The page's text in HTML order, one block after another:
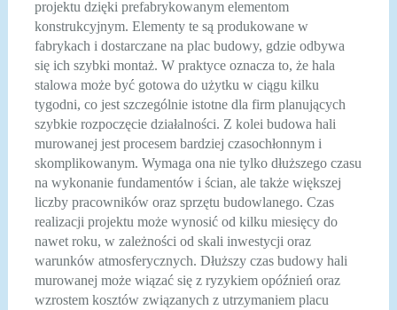
projektu dzięki prefabrykowanym elementom
konstrukcyjnym. Elementy te są produkowane w
fabrykach i dostarczane na plac budowy, gdzie odbywa
się ich szybki montaż. W praktyce oznacza to, że hala
stalowa może być gotowa do użytku w ciągu kilku
tygodni, co jest szczególnie istotne dla firm planujących
szybkie rozpoczęcie działalności. Z kolei budowa hali
murowanej jest procesem bardziej czasochłonnym i
skomplikowanym. Wymaga ona nie tylko dłuższego czasu
na wykonanie fundamentów i ścian, ale także większej
liczby pracowników oraz sprzętu budowlanego. Czas
realizacji projektu może wynosić od kilku miesięcy do
nawet roku, w zależności od skali inwestycji oraz
warunków atmosferycznych. Dłuższy czas budowy hali
murowanej może wiązać się z ryzykiem opóźnień oraz
wzrostem kosztów związanych z utrzymaniem placu